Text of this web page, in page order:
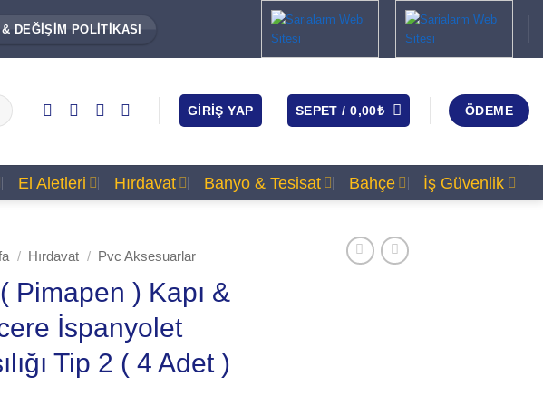
DEĞİŞİM POLİTİKASI
GIRIŞ YAP SEPET /0,00₺ ÖDEME
El Aletleri Hırdavat Banyo & Tesisat Bahçe İş Güvenlik
/ Hırdavat / Pvc Aksesuarlar
Pimapen ) Kapı &
İspanyolet
Tip 2 ( 4 Adet )